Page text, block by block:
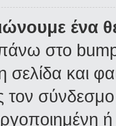
ένα
στο
και
τον σύνδεσμο